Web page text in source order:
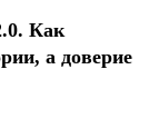
Как
а доверие